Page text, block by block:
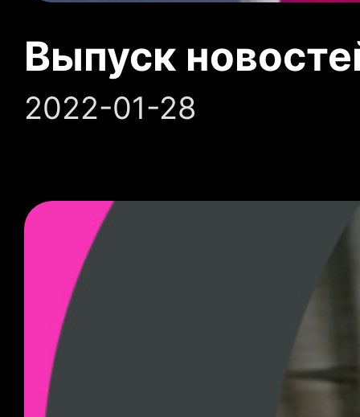
Выпуск
2022-01-28